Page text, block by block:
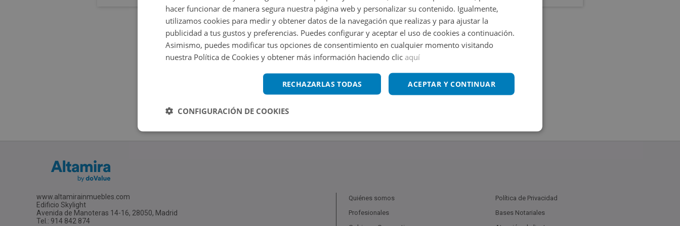
www.altamirainmuebles.com
Edificio Skylight
Avenida de Manoteras 14-16, 28050, Madrid
Tel.: 914 842 874
Quiénes somos
Profesionales
Política de Privacidad
Bases Notariales
hacer funcionar de manera segura nuestra página web y personalizar su contenido. Igualmente,
utilizamos cookies para medir y obtener datos de la navegación que realizas y para ajustar la
publicidad a tus gustos y preferencias. Puedes configurar y aceptar el uso de cookies a continuación.
Asimismo, puedes modificar tus opciones de consentimiento en cualquier momento visitando
nuestra Política de Cookies y obtener más información haciendo clic aquí
ACEPTAR Y CONTINUAR
RECHAZARLAS TODAS
CONFIGURACIÓN DE COOKIES